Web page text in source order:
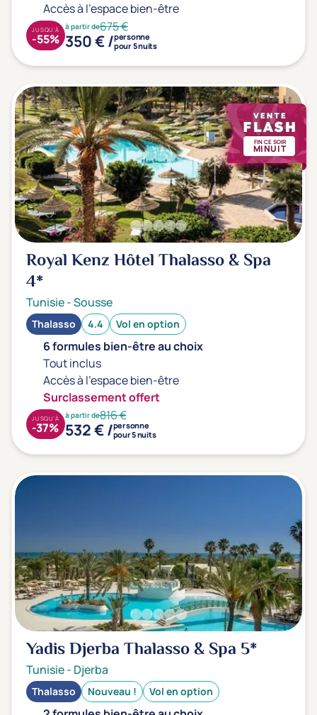
Accès à l'espace bien-être
à partir de675 €
350 € /personne
pour 5 nuits
JUSQU'À
-55%
FIN CE SOIR
MINUIT
Royal Kenz Hôtel Thalasso & Spa
4*
Tunisie-Sousse
Thalasso 4.4 Vol en option
6 formules bien-être au choix
Tout inclus
Accès à l'espace bien-être
Surclassement offert
à partir de816 €
532 € /personne
pour 5 nuits
JUSQU'À
-37%
Yadis Djerba Thalasso & Spa 5*
Tunisie- Djerba
Thalasso Nouveau ! Vol en option